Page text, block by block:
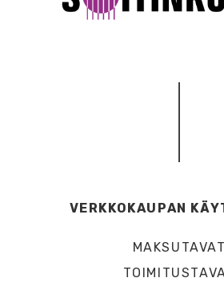
VERKKOKAUPAN
MAKSUTAVAT